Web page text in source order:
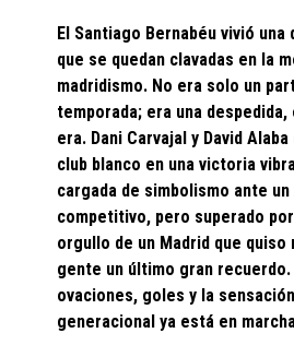
El Santiago Bernabéu vivió una
que se quedan clavadas en la
madridismo. No era solo un
temporada; era una
era. Dani Carvajal y David
club blanco en una victoria
cargada de simbolismo ante
competitivo, pero superado
orgullo de un Madrid que quiso
gente un último gran
ovaciones, goles y la
generacional ya está en